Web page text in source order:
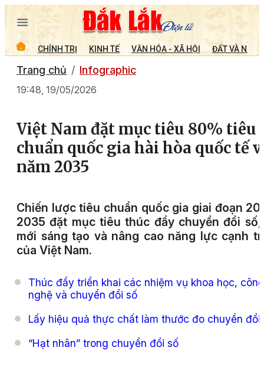
CHÍNH TRỊ KINH TẾ VĂN HÓA - XÃ HỘI ĐẤT VÀ
Trang chủ Infographic
19:48, 19/05/2026
Việt Nam đặt mục tiêu 80% tiêu
chuẩn quốc gia hài hòa quốc tế
năm 2035
Chiến lược tiêu chuẩn quốc gia giai đoạn
2035 đặt mục tiêu thúc đẩy chuyển đổi
mới sáng tạo và nâng cao năng lực cạnh
của Việt Nam.
Thúc đẩy triển khai các nhiệm vụ khoa học, công
nghệ và chuyển đổi số
Lấy hiệu quả thực chất làm thước đo chuyển đổi
“Hạt nhân” trong chuyển đổi số